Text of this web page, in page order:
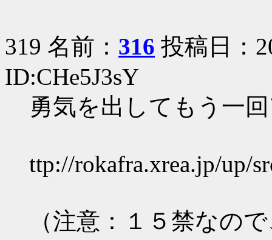
319 名前： 316 投稿日：
ID:CHe5J3sY
勇気を出してもう一
ttp://rokafra.xrea.jp/up/
（注意：１５禁なの